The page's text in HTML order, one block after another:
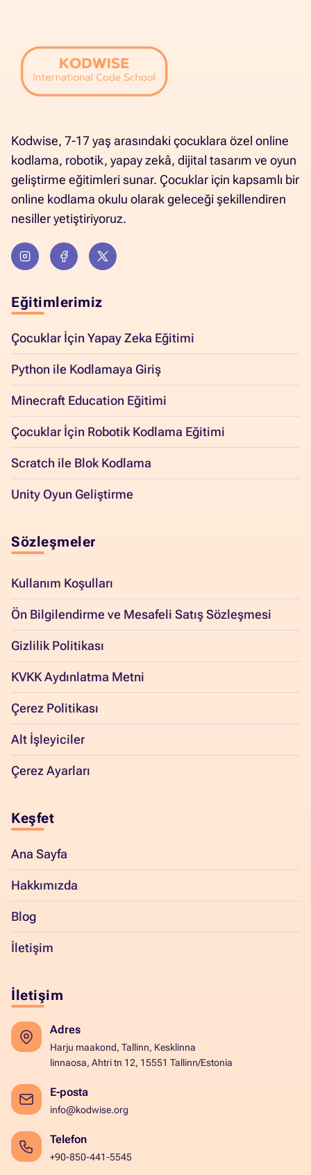
Kodwise, 7-17 yaş arasındaki çocuklara özel online
kodlama, robotik, yapay zekâ, dijital tasarım ve oyun
geliştirme eğitimleri sunar. Çocuklar için kapsamlı bir
online kodlama okulu olarak geleceği şekillendiren
nesiller yetiştiriyoruz.
Eğitimlerimiz
Çocuklar İçin Yapay Zeka Eğitimi
Python ile Kodlamaya Giriş
Minecraft Education Eğitimi
Çocuklar İçin Robotik Kodlama Eğitimi
Scratch ile Blok Kodlama
Unity Oyun Geliştirme
Sözleşmeler
Kullanım Koşulları
Ön Bilgilendirme ve Mesafeli Satış Sözleşmesi
Gizlilik Politikası
KVKK Aydınlatma Metni
Çerez Politikası
Alt İşleyiciler
Çerez Ayarları
Keşfet
Ana Sayfa
Hakkımızda
Blog
İletişim
İletişim
Adres
Harju maakond, Tallinn, Kesklinna
linnaosa, Ahtri tn 12, 15551 Tallinn/Estonia
E-posta
info@kodwise.org
Telefon
+90-850-441-5545